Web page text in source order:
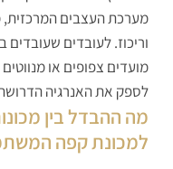
מערכת העצבים המרכזית,
וריכוז. לעובדים
מועדים צפופים או
לספק את האנרגיה הדרושה
מה ההבדל בין
למכונת קפה